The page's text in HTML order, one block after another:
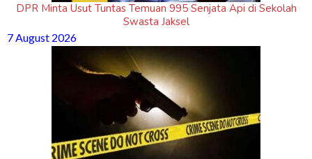
DPR Minta Usut Tuntas Temuan 995 Senjata Api di Sekolah
Swasta Jaksel
7 August 2026